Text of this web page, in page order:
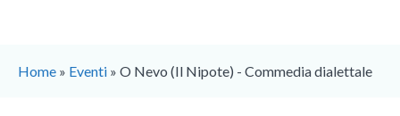
Home » Eventi » O Nevo (Il Nipote) - Commedia dialettale